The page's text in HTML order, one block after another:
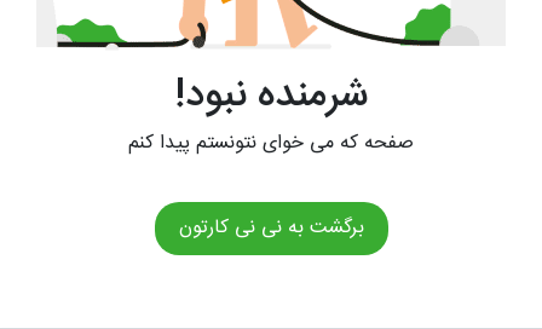
شرمنده نبود!
صفحه که می خوای نتونستم پیدا کنم
برگشت به نی نی کارتون